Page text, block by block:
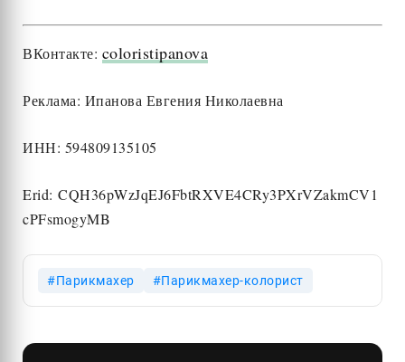
ВКонтакте: coloristipanova
Реклама: Ипанова Евгения Николаевна
ИНН: 594809135105
Erid: CQH36pWzJqEJ6FbtRXVE4CRy3PXrVZakmCV1
cPFsmogyMB
Парикмахер Парикмахер-колорист